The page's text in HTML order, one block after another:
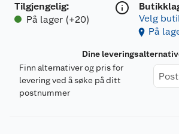
Tilgjengelig:
På lager (+20)
Velg
På
Dine
Finn alternativer og pris for
levering ved å søke på ditt
postnummer